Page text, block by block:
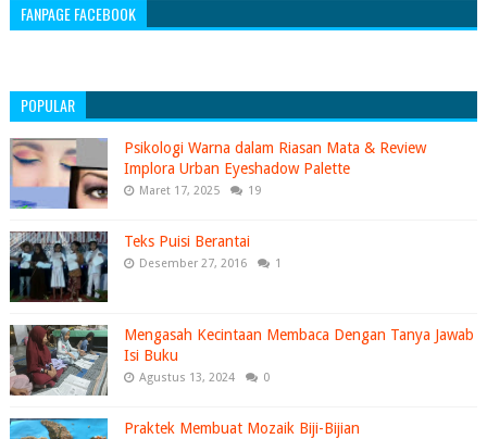
FANPAGE FACEBOOK
POPULAR
Psikologi Warna dalam Riasan Mata & Review
Implora Urban Eyeshadow Palette
Maret 17, 2025 19
Teks Puisi Berantai
Desember 27, 2016 1
Mengasah Kecintaan Membaca Dengan Tanya Jawab
Isi Buku
Agustus 13, 2024 0
Praktek Membuat Mozaik Biji-Bijian